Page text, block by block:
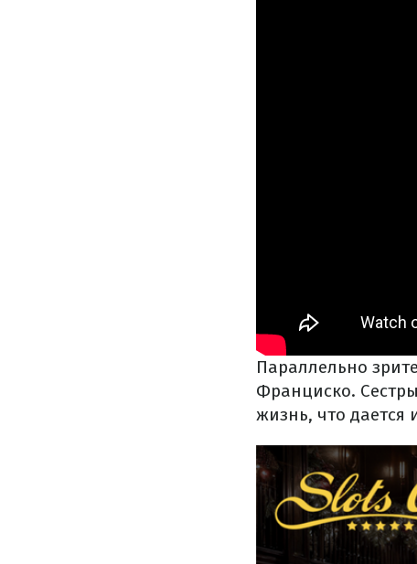
Параллельно
Франциско.
жизнь, что дается